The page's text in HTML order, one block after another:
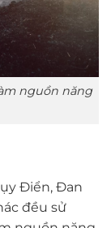
nguồn năng
Điển, Đan
đều sử